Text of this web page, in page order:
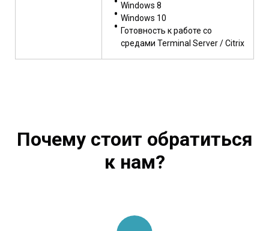
Windows 8
Windows 10
Готовность к работе со
средами Terminal Server / Citrix
Почему стоит обратиться
к нам?